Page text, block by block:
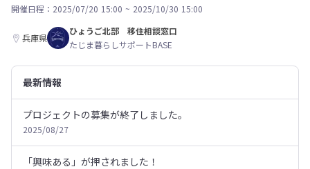
開催日程： 2025/07/20 15:00 ~ 2025/10/30 15:00
兵庫県
ひょうご北部 移住相談窓口
たじま暮らしサポートBASE
最新情報
プロジェクトの募集が終了しました。
2025/08/27
「興味ある」が押されました！